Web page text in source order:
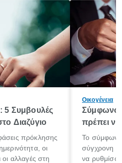
5 Συμβουλές
Διαζύγιο
πρόκλησης
οι
αλλαγές στη
Οικογένεια
Σύμφωνο
πρέπει να
Το σύμφωνο
σύγχρονη
να